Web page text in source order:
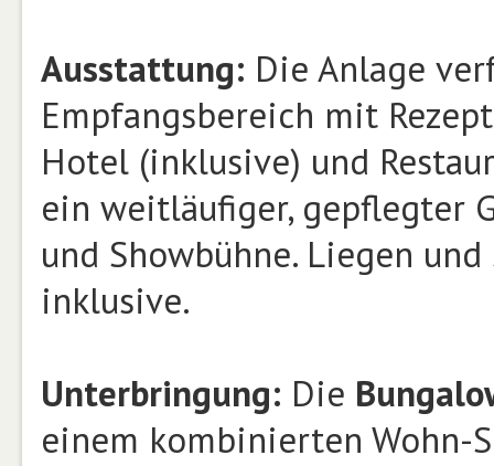
Ausstattung: Die Anlage
Empfangsbereich mit
Hotel (inklusive) und
ein weitläufiger, gepflegter
und Showbühne. Liegen
inklusive.
Unterbringung: Die
einem kombinierten Wohn-